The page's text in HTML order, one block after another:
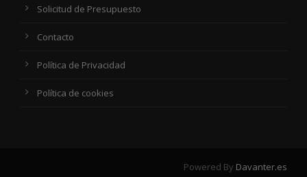
Solicitud de Presupuesto
Contacto
Política de Privacidad
Política de cookies
Powered By Davanter.es